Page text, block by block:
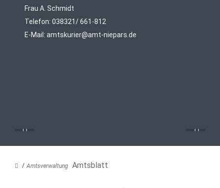
Frau A. Schmidt
Telefon: 038321/ 661-812
E-Mail: amtskurier@amt-niepars.de
Amtsverwaltung Amtsblatt